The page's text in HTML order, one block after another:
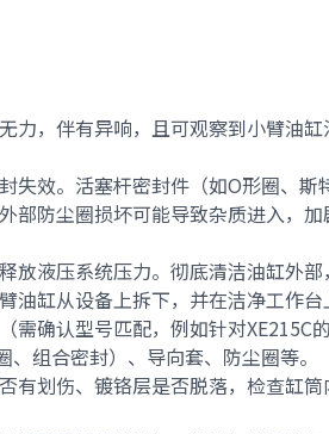
力，伴有异响，且可观察到小臂油缸
失效。活塞杆密封件（如O形圈、
部防尘圈损坏可能导致杂质进入，加
放液压系统压力。彻底清洁油缸外部
油缸从设备上拆下，并在洁净工作台
需确认型号匹配，例如针对XE215C
组合密封）、导向套、防尘圈等。
有划伤、镀铬层是否脱落，检查缸